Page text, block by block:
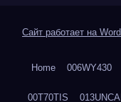
Сайт работает на
Home 006WY430
00T70TIS 013UNCAI